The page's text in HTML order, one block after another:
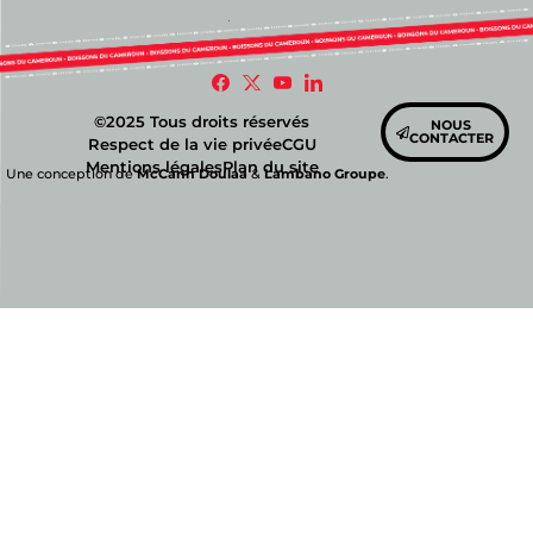
©2025 Tous droits réservés
Respect de la vie privéeCGU
Mentions légalesPlan du site
NOUS
CONTACTER
Une conception deMcCann Doulaa&Lambano Groupe.